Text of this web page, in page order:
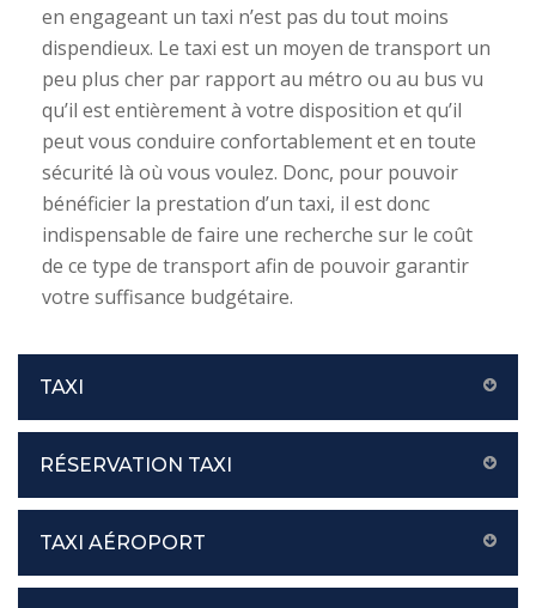
en engageant un taxi n’est pas du tout moins
dispendieux. Le taxi est un moyen de transport un
peu plus cher par rapport au métro ou au bus vu
qu’il est entièrement à votre disposition et qu’il
peut vous conduire confortablement et en toute
sécurité là où vous voulez. Donc, pour pouvoir
bénéficier la prestation d’un taxi, il est donc
indispensable de faire une recherche sur le coût
de ce type de transport afin de pouvoir garantir
votre suffisance budgétaire.
TAXI
RÉSERVATION TAXI
TAXI AÉROPORT